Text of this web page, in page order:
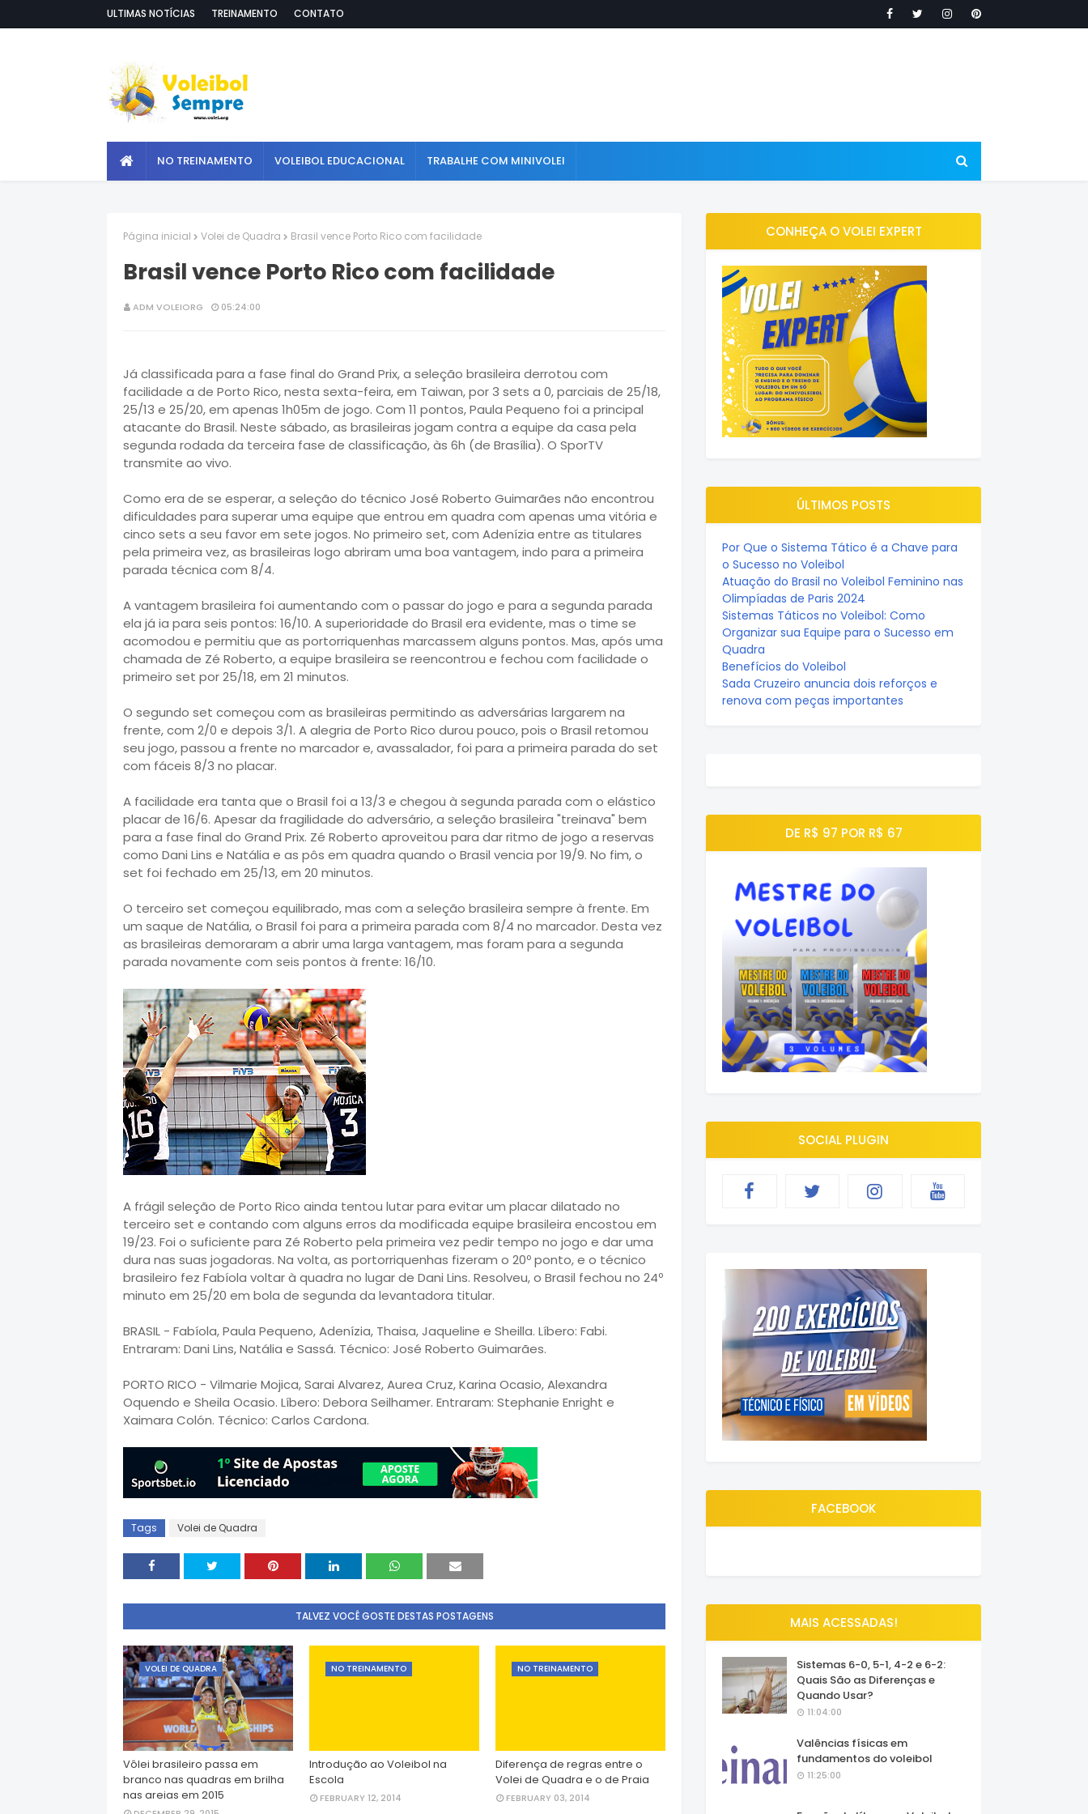
ULTIMAS NOTÍCIAS TREINAMENTO CONTATO
NO TREINAMENTO VOLEIBOL EDUCACIONAL TRABALHE COM MINIVOLEI
Página inicial Volei de Quadra Brasil vence Porto Rico com facilidade
Brasil vence Porto Rico com facilidade
ADM VOLEIORG 05:24:00
Já classificada para a fase final do Grand Prix, a seleção brasileira derrotou com
facilidade a de Porto Rico, nesta sexta-feira, em Taiwan, por 3 sets a 0, parciais de 25/18,
25/13 e 25/20, em apenas 1h05m de jogo. Com 11 pontos, Paula Pequeno foi a principal
atacante do Brasil. Neste sábado, as brasileiras jogam contra a equipe da casa pela
segunda rodada da terceira fase de classificação, às 6h (de Brasília). O SporTV
transmite ao vivo.
Como era de se esperar, a seleção do técnico José Roberto Guimarães não encontrou
dificuldades para superar uma equipe que entrou em quadra com apenas uma vitória e
cinco sets a seu favor em sete jogos. No primeiro set, com Adenízia entre as titulares
pela primeira vez, as brasileiras logo abriram uma boa vantagem, indo para a primeira
parada técnica com 8/4.
A vantagem brasileira foi aumentando com o passar do jogo e para a segunda parada
ela já ia para seis pontos: 16/10. A superioridade do Brasil era evidente, mas o time se
acomodou e permitiu que as portorriquenhas marcassem alguns pontos. Mas, após uma
chamada de Zé Roberto, a equipe brasileira se reencontrou e fechou com facilidade o
primeiro set por 25/18, em 21 minutos.
O segundo set começou com as brasileiras permitindo as adversárias largarem na
frente, com 2/0 e depois 3/1. A alegria de Porto Rico durou pouco, pois o Brasil retomou
seu jogo, passou a frente no marcador e, avassalador, foi para a primeira parada do set
com fáceis 8/3 no placar.
A facilidade era tanta que o Brasil foi a 13/3 e chegou à segunda parada com o elástico
placar de 16/6. Apesar da fragilidade do adversário, a seleção brasileira "treinava" bem
para a fase final do Grand Prix. Zé Roberto aproveitou para dar ritmo de jogo a reservas
como Dani Lins e Natália e as pôs em quadra quando o Brasil vencia por 19/9. No fim, o
set foi fechado em 25/13, em 20 minutos.
O terceiro set começou equilibrado, mas com a seleção brasileira sempre à frente. Em
um saque de Natália, o Brasil foi para a primeira parada com 8/4 no marcador. Desta vez
as brasileiras demoraram a abrir uma larga vantagem, mas foram para a segunda
parada novamente com seis pontos à frente: 16/10.
A frágil seleção de Porto Rico ainda tentou lutar para evitar um placar dilatado no
terceiro set e contando com alguns erros da modificada equipe brasileira encostou em
19/23. Foi o suficiente para Zé Roberto pela primeira vez pedir tempo no jogo e dar uma
dura nas suas jogadoras. Na volta, as portorriquenhas fizeram o 20º ponto, e o técnico
brasileiro fez Fabíola voltar à quadra no lugar de Dani Lins. Resolveu, o Brasil fechou no 24º
minuto em 25/20 em bola de segunda da levantadora titular.
BRASIL - Fabíola, Paula Pequeno, Adenízia, Thaisa, Jaqueline e Sheilla. Líbero: Fabi.
Entraram: Dani Lins, Natália e Sassá. Técnico: José Roberto Guimarães.
PORTO RICO - Vilmarie Mojica, Sarai Alvarez, Aurea Cruz, Karina Ocasio, Alexandra
Oquendo e Sheila Ocasio. Líbero: Debora Seilhamer. Entraram: Stephanie Enright e
Xaimara Colón. Técnico: Carlos Cardona.
Tags Volei de Quadra
TALVEZ VOCÊ GOSTE DESTAS POSTAGENS
VOLEI DE QUADRA
Vôlei brasileiro passa em
branco nas quadras em brilha
nas areias em 2015
NO TREINAMENTO
Introdução ao Voleibol na
Escola
FEBRUARY 12, 2014
NO TREINAMENTO
Diferença de regras entre o
Volei de Quadra e o de Praia
FEBRUARY 03, 2014
CONHEÇA O VOLEI EXPERT
ÚLTIMOS POSTS
Por Que o Sistema Tático é a Chave para
o Sucesso no Voleibol
Atuação do Brasil no Voleibol Feminino nas
Olimpíadas de Paris 2024
Sistemas Táticos no Voleibol: Como
Organizar sua Equipe para o Sucesso em
Quadra
Benefícios do Voleibol
Sada Cruzeiro anuncia dois reforços e
renova com peças importantes
DE R$ 97 POR R$ 67
SOCIAL PLUGIN
FACEBOOK
MAIS ACESSADAS!
Sistemas 6-0, 5-1, 4-2 e 6-2:
Quais São as Diferenças e
Quando Usar?
11:04:00
Valências físicas em
fundamentos do voleibol
11:25:00